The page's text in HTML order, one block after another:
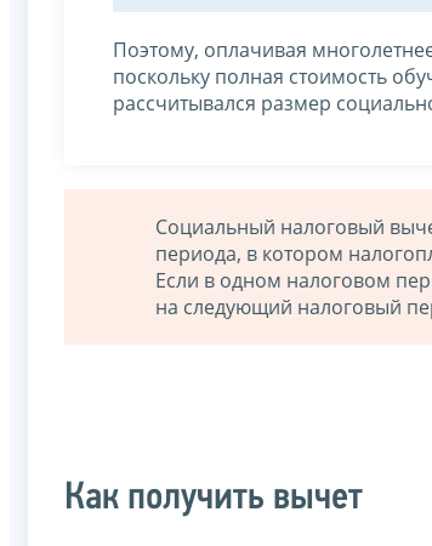
Поэтому, оплачивая
поскольку полная стоимость
рассчитывался размер
Социальный налоговый
периода, в котором
Если в одном налоговом
на следующий налоговый
Как получить вычет